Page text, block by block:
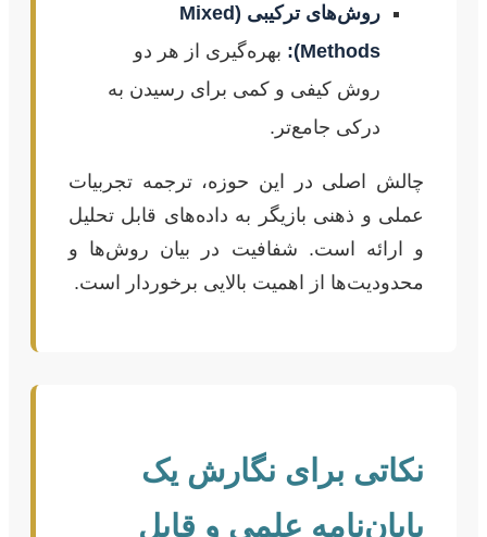
روش‌های ترکیبی (Mixed
Methods):
بهره‌گیری از هر دو
روش کیفی و کمی برای رسیدن به
درکی جامع‌تر.
چالش اصلی در این حوزه، ترجمه تجربیات
عملی و ذهنی بازیگر به داده‌های قابل تحلیل
و ارائه است. شفافیت در بیان روش‌ها و
محدودیت‌ها از اهمیت بالایی برخوردار است.
نکاتی برای نگارش یک
پایان‌نامه علمی و قابل